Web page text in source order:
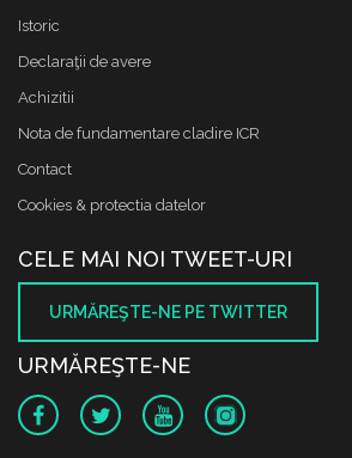
Istoric
Declaraţii de avere
Achizitii
Nota de fundamentare cladire ICR
Contact
Cookies & protectia datelor
CELE MAI NOI TWEET-URI
URMĂREŞTE-NE PE TWITTER
URMĂREŞTE-NE